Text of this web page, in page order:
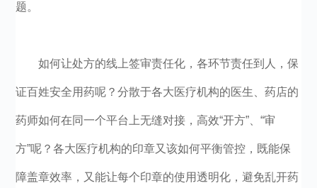
题。
如何让处方的线上签审责任化，各环节责任到人，保
证百姓安全用药呢？分散于各大医疗机构的医生、药店的
药师如何在同一个平台上无缝对接，高效“开方”、“审
方”呢？各大医疗机构的印章又该如何平衡管控，既能保
障盖章效率，又能让每个印章的使用透明化，避免乱开药